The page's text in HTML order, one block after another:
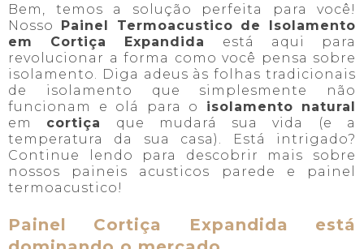
Bem, temos a solução perfeita para você!
Nosso Painel Termoacustico de Isolamento
em Cortiça Expandida
está aqui para
revolucionar a forma como você pensa sobre
isolamento. Diga adeus às folhas tradicionais
de isolamento que simplesmente não
funcionam e olá para o isolamento natural
em cortiça
que mudará sua vida (e a
temperatura da sua casa). Está intrigado?
Continue lendo para descobrir mais sobre
nossos paineis acusticos parede e painel
termoacustico!
Painel Cortiça Expandida está